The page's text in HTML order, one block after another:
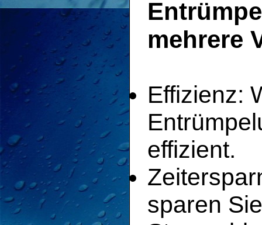
mehrere
Effizienz:
effizient.
sparen